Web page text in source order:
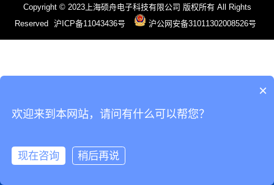
Copyright © 2023上海硕舟电子科技有限公司 版权所有 All Rights
Reserved
沪ICP备11043436号 沪公网安备31011302008526号
×
欢迎来到本网站，请问有什么可以帮您？
现在咨询 稍后再说